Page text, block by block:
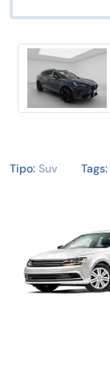
Tipo: Suv Tags: